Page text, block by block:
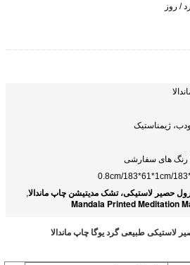
ژیمناستیک
رنگ های سفارشی
حصیر لاستیکی، تشک مدیتیشن چاپ ماندالا,
Mandala Printed Meditation
طبیعی گرد یوگا چاپ ماندالا